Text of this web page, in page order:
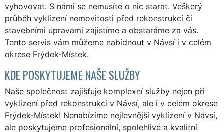
vyhovovat. S námi se nemusíte o nic starat. Veškerý
průběh vyklízení nemovitosti před rekonstrukcí či
stavebními úpravami zajistíme a obstaráme za vás.
Tento servis vám můžeme nabídnout v Návsí i v celém
okrese Frýdek-Místek.
KDE POSKYTUJEME NAŠE SLUŽBY
Naše společnost zajišťuje komplexní služby nejen při
vyklizení před rekonstrukcí v Návsí, ale i v celém okrese
Frýdek-Místek! Nenabízíme nejlevnější vyklízení v Návsí,
ale poskytujeme profesionální, spolehlivé a kvalitní